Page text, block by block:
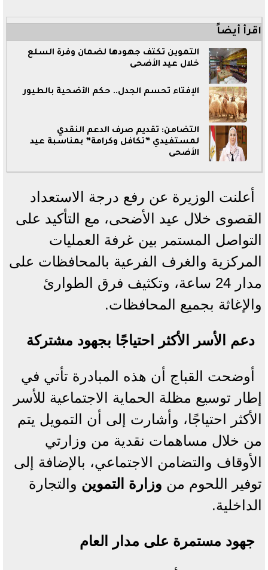
اقرأ أيضاً
التموين تكثف جهودها لضمان وفرة السلع
خلال عيد الأضحى
الإفتاء تحسم الجدل.. حكم الأضحية بالطيور
التضامن: تقديم صرف الدعم النقدي
لمستفيدي ”تكافل وكرامة” بمناسبة عيد
الأضحى
أعلنت الوزيرة عن رفع درجة الاستعداد
القصوى خلال عيد الأضحى، مع التأكيد على
التواصل المستمر بين غرفة العمليات
المركزية والغرف الفرعية بالمحافظات على
مدار 24 ساعة، وتكثيف فرق الطوارئ
والإغاثة بجميع المحافظات.
دعم الأسر الأكثر احتياجًا بجهود مشتركة
أوضحت القباج أن هذه المبادرة تأتي في
إطار توسيع مظلة الحماية الاجتماعية للأسر
الأكثر احتياجًا، وأشارت إلى أن التمويل يتم
من خلال مساهمات نقدية من وزارتي
الأوقاف والتضامن الاجتماعي، بالإضافة إلى
توفير اللحوم من وزارة التموين والتجارة
الداخلية.
جهود مستمرة على مدار العام